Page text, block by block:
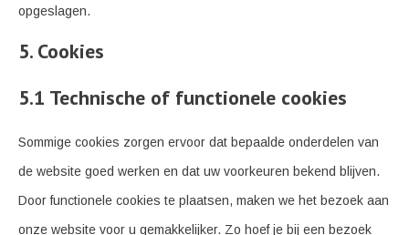
opgeslagen.
5. Cookies
5.1 Technische of functionele cookies
Sommige cookies zorgen ervoor dat bepaalde onderdelen van
de website goed werken en dat uw voorkeuren bekend blijven.
Door functionele cookies te plaatsen, maken we het bezoek aan
onze website voor u gemakkelijker. Zo hoef je bij een bezoek